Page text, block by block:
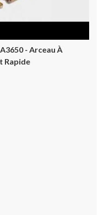
- Arceau À
Rapide